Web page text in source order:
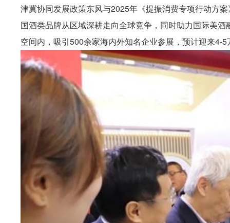
津冀协同发展政策东风与2025年《提振消费专项行动方
国酒类品牌从区域深耕走向全球竞争，同时助力国际美
空间内，吸引500余家海内外知名企业参展，预计迎来4-